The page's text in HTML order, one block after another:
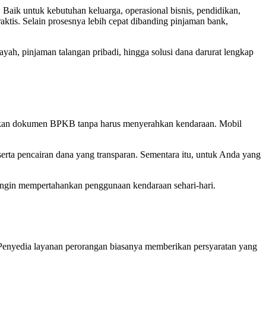
untuk kebutuhan keluarga, operasional bisnis, pendidikan,
Selain prosesnya lebih cepat dibanding pinjaman bank,
pinjaman talangan pribadi, hingga solusi dana darurat lengkap
dokumen BPKB tanpa harus menyerahkan kendaraan. Mobil
pencairan dana yang transparan. Sementara itu, untuk Anda yang
mempertahankan penggunaan kendaraan sehari-hari.
layanan perorangan biasanya memberikan persyaratan yang